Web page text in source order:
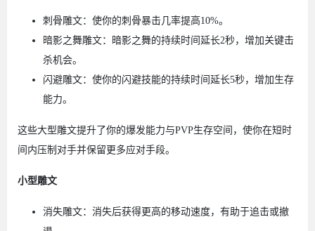
刺骨雕文：使你的刺骨暴击几率提高10%。
暗影之舞雕文：暗影之舞的持续时间延长2秒，增加关键击
杀机会。
闪避雕文：使你的闪避技能的持续时间延长5秒，增加生存
能力。
这些大型雕文提升了你的爆发能力与PVP生存空间，使你在短时
间内压制对手并保留更多应对手段。
小型雕文
消失雕文：消失后获得更高的移动速度，有助于追击或撤